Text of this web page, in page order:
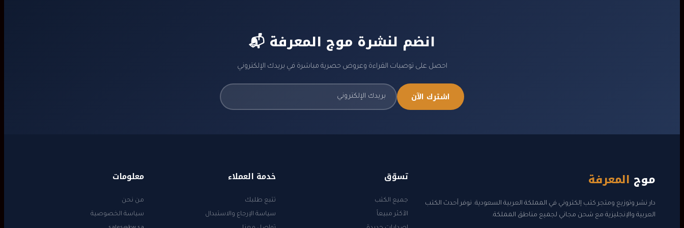
📬 انضم لنشرة موج المعرفة
احصل على توصيات القراءة وعروض حصرية مباشرة في بريدك الإلكتروني
اشترك الآن
موج المعرفة
دار نشر وتوزيع ومتجر كتب إلكتروني في المملكة العربية السعودية. نوفر أحدث الكتب
العربية والإنجليزية مع شحن مجاني لجميع مناطق المملكة.
تسوّق
جميع الكتب
الأكثر مبيعاً
خدمة العملاء
تتبع طلبك
سياسة الإرجاع والاستبدال
معلومات
من نحن
سياسة الخصوصية